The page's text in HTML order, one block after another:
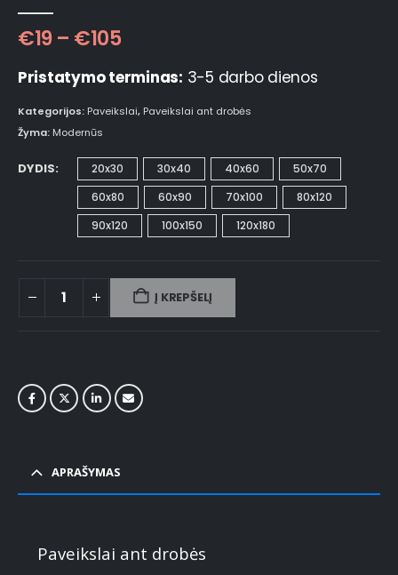
€19 – €105
Pristatymo terminas: 3-5 darbo dienos
Kategorijos: Paveikslai, Paveikslai ant drobės
Žyma: Modernūs
DYDIS 20x30 30x40 40x60
50x70
60x80
60x90 70x100
80x120
90x120
100x150 120x180
Į KREPŠELĮ
APRAŠYMAS
Paveikslai ant drobės